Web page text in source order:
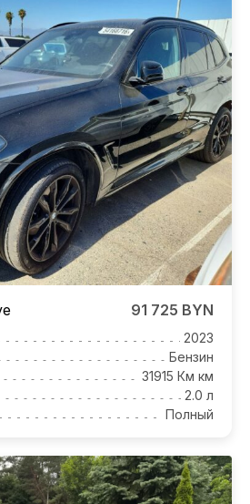
91 725 BYN
2023
Бензин
31915 Км км
2.0 л
Полный